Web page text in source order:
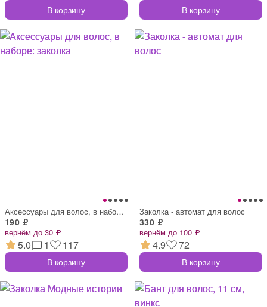
В корзину В корзину
Аксессуары для волос, в наборе: заколка
190 ₽
вернём до 30 ₽
5.0 1 117
В корзину
Заколка - автомат для волос
330 ₽
вернём до 100 ₽
4.9 72
В корзину